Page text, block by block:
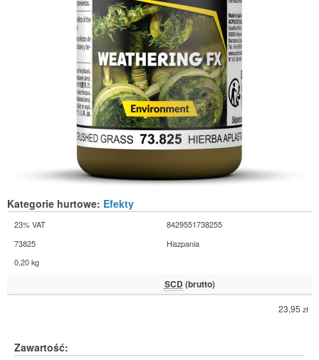
Kategorie hurtowe: Efekty
23% VAT
8429551738255
73825
Hiszpania
0,20 kg
SCD (brutto)
23,95 zł
Zawartość: